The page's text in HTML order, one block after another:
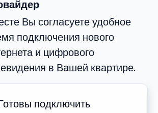
Вы согласуете удобное
подключения нового
и цифрового
в Вашей квартире.
подключить